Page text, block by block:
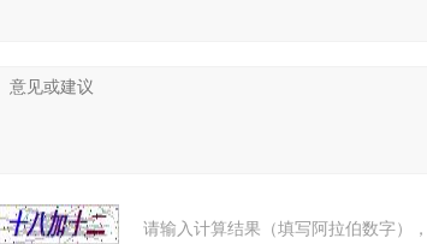
请输入计算结果（填写阿拉伯数字）